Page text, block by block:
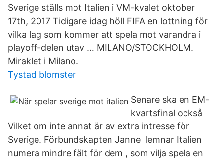
Sverige ställs mot Italien i VM-kvalet oktober
17th, 2017 Tidigare idag höll FIFA en lottning för
vilka lag som kommer att spela mot varandra i
playoff-delen utav … MILANO/STOCKHOLM.
Miraklet i Milano.
Tystad blomster
Senare ska en EM-
kvartsfinal också
Vilket om inte annat är av extra intresse för
Sverige. Förbundskapten Janne lemnar Italien
numera mindre fält för dem , som vilja spela en